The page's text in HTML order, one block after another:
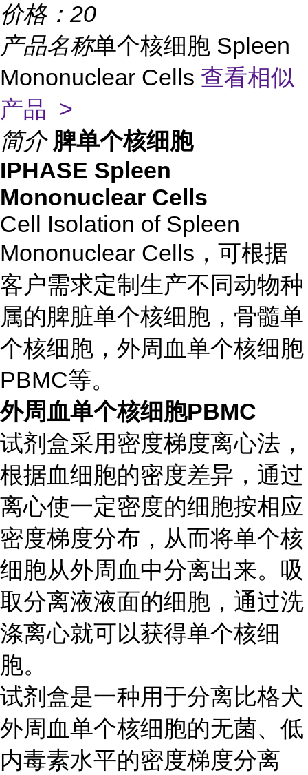
价格： 20
产品名称单个核细胞 Spleen
Mononuclear Cells 查看相似
产品 >
简介 脾单个核细胞
IPHASE Spleen
Mononuclear Cells
Cell Isolation of Spleen
Mononuclear Cells，可根据
客户需求定制生产不同动物种
属的脾脏单个核细胞，骨髓单
个核细胞，外周血单个核细胞
PBMC等。
外周血单个核细胞PBMC
试剂盒采用密度梯度离心法，
根据血细胞的密度差异，通过
离心使一定密度的细胞按相应
密度梯度分布，从而将单个核
细胞从外周血中分离出来。吸
取分离液液面的细胞，通过洗
涤离心就可以获得单个核细
胞。
试剂盒是一种用于分离比格犬
外周血单个核细胞的无菌、低
内毒素水平的密度梯度分离